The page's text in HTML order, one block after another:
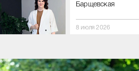
Барщевская
8 июля 2026